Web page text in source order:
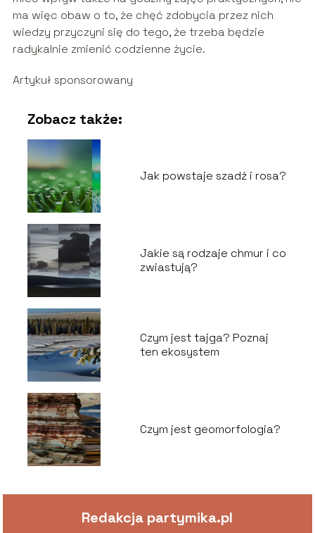
ma więc obaw o to, że chęć zdobycia przez nich
wiedzy przyczyni się do tego, że trzeba będzie
radykalnie zmienić codzienne życie.
Artykuł sponsorowany
Zobacz także:
Jak powstaje szadź i rosa?
Jakie są rodzaje chmur i co
zwiastują?
Czym jest tajga? Poznaj
ten ekosystem
Czym jest geomorfologia?
Redakcja partymika.pl